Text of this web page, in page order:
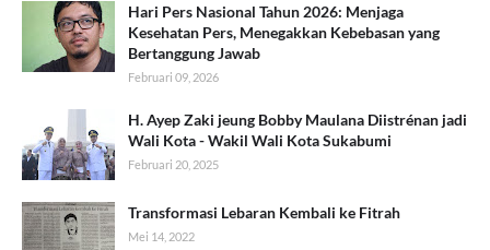
Hari Pers Nasional Tahun 2026: Menjaga
Kesehatan Pers, Menegakkan Kebebasan yang
Bertanggung Jawab
Februari 09, 2026
H. Ayep Zaki jeung Bobby Maulana Diistrénan jadi
Wali Kota - Wakil Wali Kota Sukabumi
Februari 20, 2025
Transformasi Lebaran Kembali ke Fitrah
Mei 14, 2022